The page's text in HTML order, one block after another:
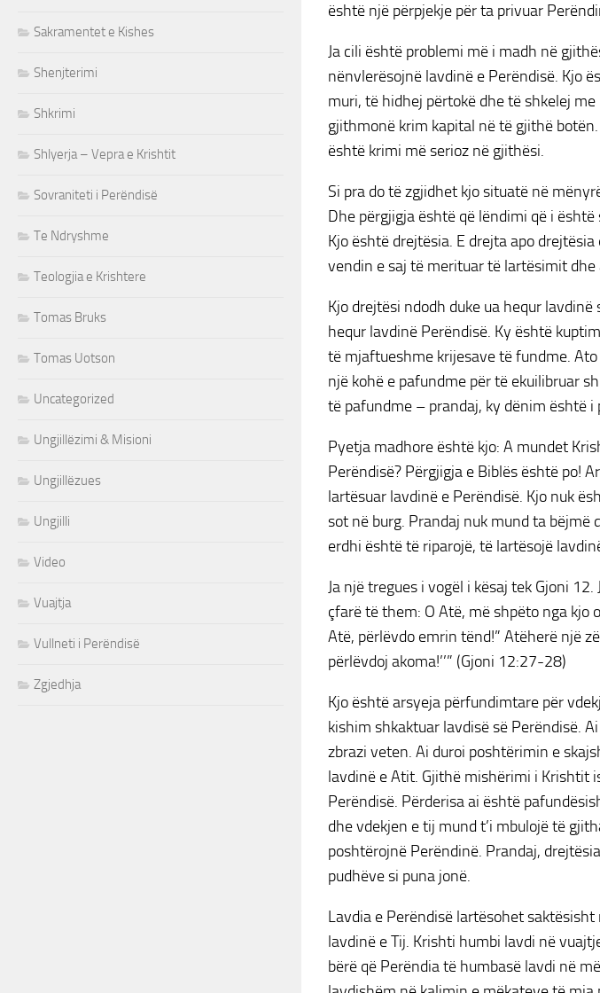
është një përpjekje për ta privuar
Ja cili është problemi më i madh në
nënvlerësojnë lavdinë e Perëndisë. Kjo
muri, të hidhej përtokë dhe të shkelej
gjithmonë krim kapital në të gjithë
është krimi më serioz në gjithësi.
Si pra do të zgjidhet kjo situatë në
Dhe përgjigja është që lëndimi që i
Kjo është drejtësia. E drejta apo
vendin e saj të merituar të lartësimit
Kjo drejtësi ndodh duke ua hequr
hequr lavdinë Perëndisë. Ky është
të mjaftueshme krijesave të fundme.
një kohë e pafundme për të ekuilibruar
të pafundme – prandaj, ky dënim është i
Pyetja madhore është kjo: A mundet
Perëndisë? Përgjigja e Biblës është po!
lartësuar lavdinë e Perëndisë. Kjo nuk
sot në burg. Prandaj nuk mund ta bëjmë
erdhi është të riparojë, të lartësojë
Ja një tregues i vogël i kësaj tek Gjoni
çfarë të them: O Atë, më shpëto nga kjo
Atë, përlëvdo emrin tënd!” Atëherë një
përlëvdoj akoma!’’” (Gjoni 12:27-28)
Kjo është arsyeja përfundimtare për
kishim shkaktuar lavdisë së Perëndisë.
zbrazi veten. Ai duroi poshtërimin e
lavdinë e Atit. Gjithë mishërimi i Krishtit
Perëndisë. Përderisa ai është
dhe vdekjen e tij mund t’i mbulojë të
poshtërojnë Perëndinë. Prandaj,
pudhëve si puna jonë.
Lavdia e Perëndisë lartësohet
lavdinë e Tij. Krishti humbi lavdi në
bërë që Perëndia të humbasë lavdi në
Sakramentet e Kishes
Shenjterimi
Shkrimi
Shlyerja – Vepra e Krishtit
Sovraniteti i Perëndisë
Te Ndryshme
Teologjia e Krishtere
Tomas Bruks
Tomas Uotson
Uncategorized
Ungjillëzimi & Misioni
Ungjillëzues
Ungjilli
Video
Vuajtja
Vullneti i Perëndisë
Zgjedhja